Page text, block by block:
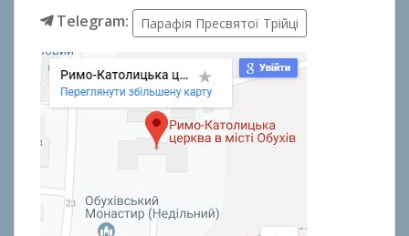
Telegram: Парафія Пресвятої Трійці